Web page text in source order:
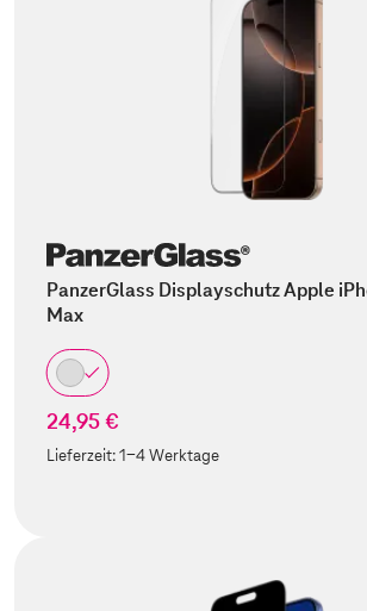
PanzerGlass Displayschutz Apple
Max
24,95 €
Lieferzeit:1-4 Werktage